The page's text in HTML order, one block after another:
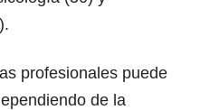
profesionales puede
de la